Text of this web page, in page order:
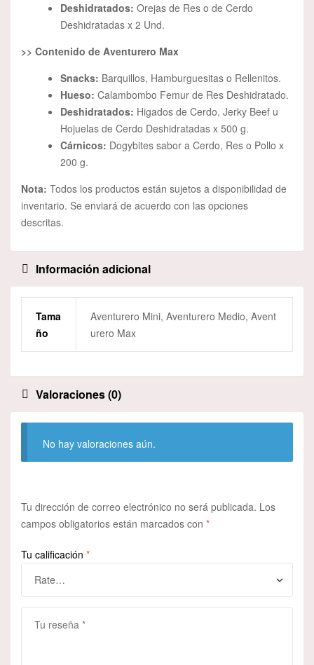
Deshidratados: Orejas de Res o de Cerdo
Deshidratadas x 2 Und.
>> Contenido de Aventurero Max
Snacks: Barquillos, Hamburguesitas o Rellenitos.
Hueso: Calambombo Femur de Res Deshidratado.
Deshidratados: Higados de Cerdo, Jerky Beef u
Hojuelas de Cerdo Deshidratadas x 500 g.
Cárnicos: Dogybites sabor a Cerdo, Res o Pollo x
200 g.
Nota: Todos los productos están sujetos a disponibilidad de
inventario. Se enviará de acuerdo con las opciones
descritas.
Información adicional
Tama
Ño
Aventurero Mini, Aventurero Medio, Avent
urero Max
Valoraciones (0)
No hay valoraciones aún.
Tu dirección de correo electrónico no será publicada. Los
campos obligatorios están marcados con *
Tu calificación *